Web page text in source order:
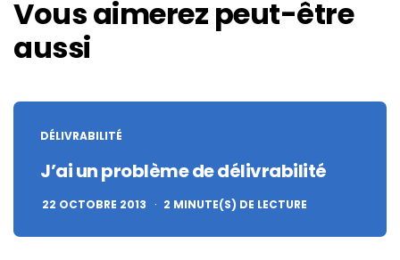
Vous aimerez peut-être
aussi
DÉLIVRABILITÉ
J’ai un problème de délivrabilité
22 OCTOBRE 2013 2 MINUTE(S) DE LECTURE